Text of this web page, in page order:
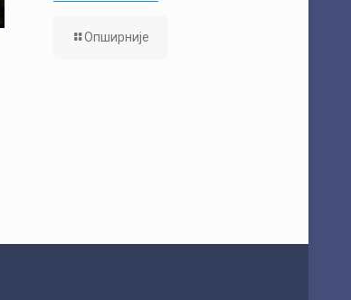
Опширније